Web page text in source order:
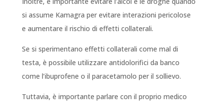
si assume Kamagra per evitare interazioni pericolose
e aumentare il rischio di effetti collaterali.
Se si sperimentano effetti collaterali come mal di
testa, è possibile utilizzare antidolorifici da banco
come l’ibuprofene o il paracetamolo per il sollievo.
Tuttavia, è importante parlare con il proprio medico